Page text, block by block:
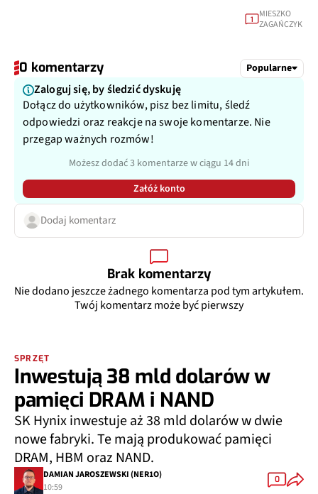
1
MIESZKO
ZAGAŃCZYK
0 komentarzy Popularne
Zaloguj się, by śledzić dyskuję
Dołącz do użytkowników, pisz bez limitu, śledź
odpowiedzi oraz reakcje na swoje komentarze. Nie
przegap ważnych rozmów!
Możesz dodać 3 komentarze w ciągu 14 dni
Załóż konto
Dodaj komentarz
Brak komentarzy
Nie dodano jeszcze żadnego komentarza pod tym artykułem.
Twój komentarz może być pierwszy
SPRZĘT
Inwestują 38 mld dolarów w
pamięci DRAM i NAND
SK Hynix inwestuje aż 38 mld dolarów w dwie
nowe fabryki. Te mają produkować pamięci
DRAM, HBM oraz NAND.
DAMIAN JAROSZEWSKI (NER1O)
10:59
0